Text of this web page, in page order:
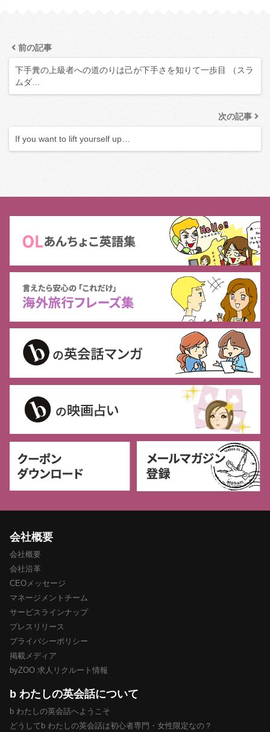
前の記事
下手糞の上級者への道のりは己が下手さを知りて一歩目 （スラ
ムダ…
次の記事
If you want to lift yourself up…
会社概要
会社概要
会社沿革
CEOメッセージ
マネージメントチーム
サービスラインナップ
プレスリリース
プライバシーポリシー
掲載メディア
byZOO 求人リクルート情報
b わたしの英会話について
b わたしの英会話へようこそ
どうしてb わたしの英会話は初心者専門・女性限定なの？